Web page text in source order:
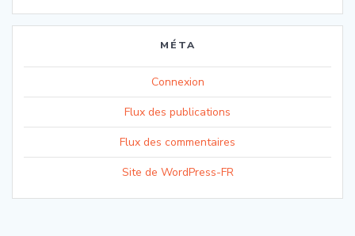
MÉTA
Connexion
Flux des publications
Flux des commentaires
Site de WordPress-FR